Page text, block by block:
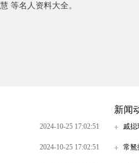
等名人资料大全。
2024-10-25 17:02:51
2024-10-25 17:02:51
新闻
戚
常鴑